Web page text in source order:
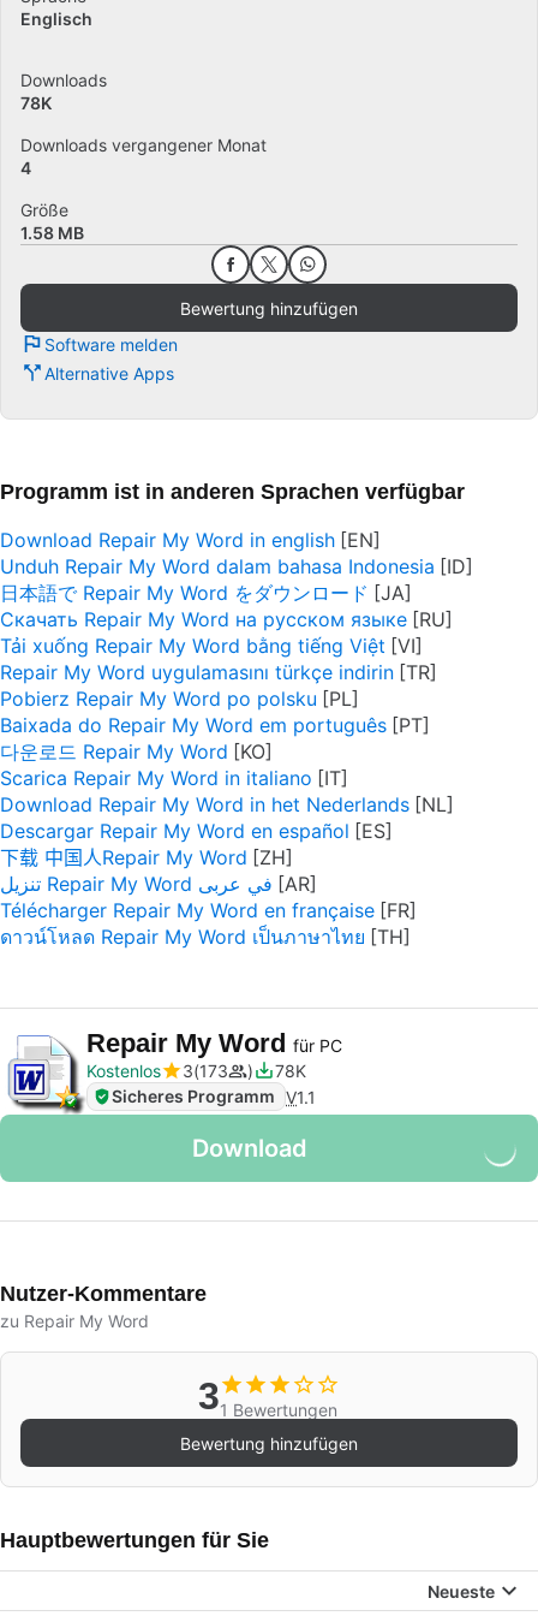
Englisch
Downloads
78K
Downloads vergangener Monat
4
Größe
1.58 MB
Bewertung hinzufügen
Software melden
Alternative Apps
Programm ist in anderen Sprachen verfügbar
Download Repair My Word in english
Unduh Repair My Word dalam bahasa Indonesia
日本語で Repair My Word をダウンロード
Скачать Repair My Word на русском языке
Tải xuống Repair My Word bằng tiếng Việt
Repair My Word uygulamasını türkçe indirin
Pobierz Repair My Word po polsku
Baixada do Repair My Word em português
다운로드 Repair My Word
Scarica Repair My Word in italiano
Download Repair My Word in het Nederlands
Descargar Repair My Word en español
下载 中国人Repair My Word
تنزيل Repair My Word في عربى
Télécharger Repair My Word en française
ดาวน์โหลด Repair My Word เป็นภาษาไทย
Repair My Word für PC
Kostenlos
3 173
78K
Sicheres Programm V1.1
Download
Nutzer-Kommentare
zu Repair My Word
31 Bewertungen
Bewertung hinzufügen
Hauptbewertungen für Sie
Neueste